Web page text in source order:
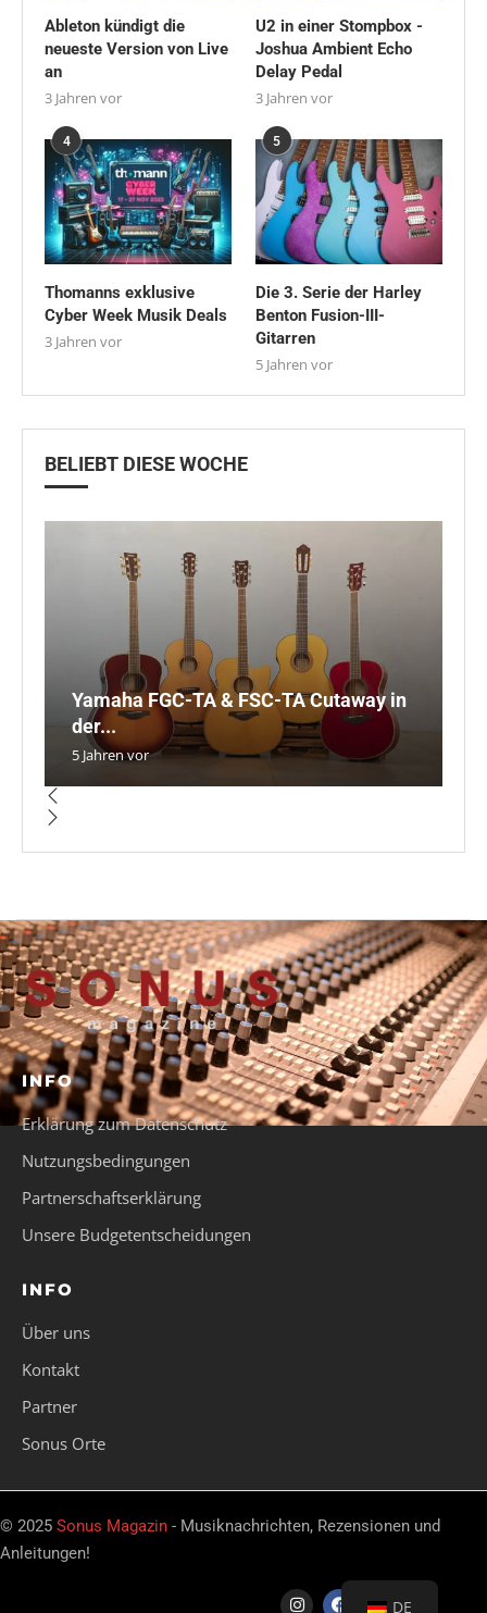
Ableton kündigt die
neueste Version von Live
an
3 Jahren vor
U2 in einer Stompbox -
Joshua Ambient Echo
Delay Pedal
3 Jahren vor
4
Thomanns exklusive
Cyber Week Musik Deals
3 Jahren vor
5
Die 3. Serie der Harley
Benton Fusion-III-
Gitarren
5 Jahren vor
BELIEBT DIESE WOCHE
Yamaha FGC-TA & FSC-TA Cutaway in
der...
5 Jahren vor
INFO
Erklärung zum Datenschutz
Nutzungsbedingungen
Partnerschaftserklärung
Unsere Budgetentscheidungen
INFO
Über uns
Kontakt
Partner
Sonus Orte
© 2025 Sonus Magazin - Musiknachrichten, Rezensionen und
Anleitungen!
DE